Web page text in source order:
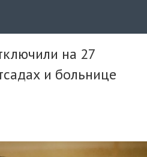
на 27
и больнице